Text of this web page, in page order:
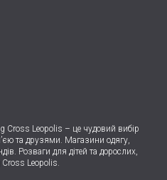
Cross Leopolis – це чудовий вибір
та друзями. Магазини одягу,
Розваги для дітей та дорослих,
Cross Leopolis.